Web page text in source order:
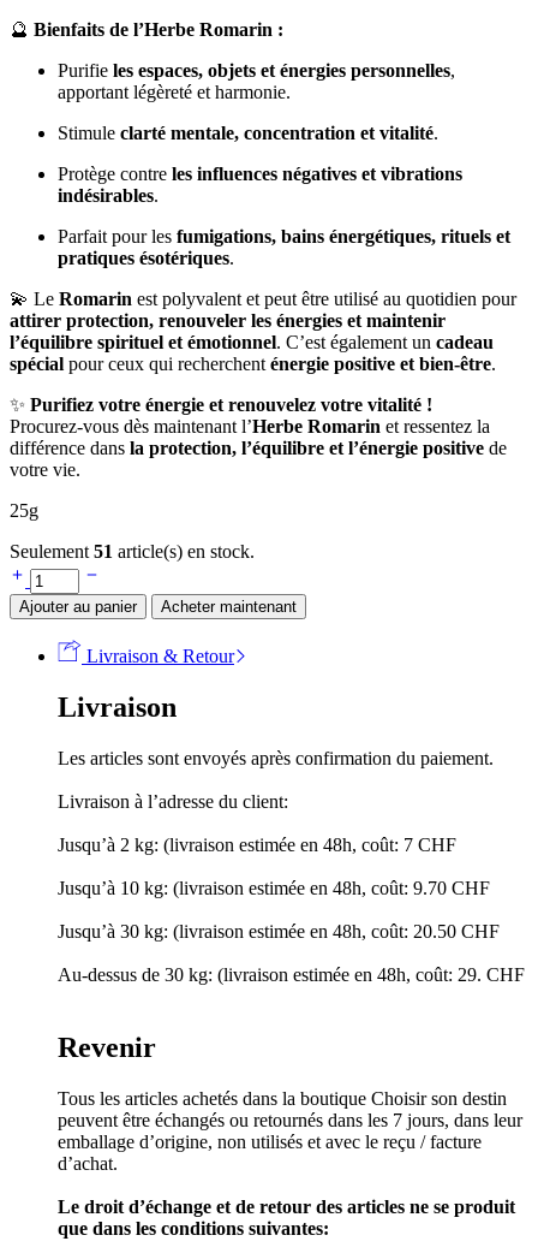
🔮 Bienfaits de l’Herbe Romarin :
Purifie les espaces, objets et énergies personnelles,
apportant légèreté et harmonie.
Stimule clarté mentale, concentration et vitalité.
Protège contre les influences négatives et vibrations
indésirables.
Parfait pour les fumigations, bains énergétiques, rituels et
pratiques ésotériques.
💫 Le Romarin est polyvalent et peut être utilisé au quotidien pour
attirer protection, renouveler les énergies et maintenir
l’équilibre spirituel et émotionnel. C’est également un cadeau
spécial pour ceux qui recherchent énergie positive et bien-être.
✨ Purifiez votre énergie et renouvelez votre vitalité !
Procurez-vous dès maintenant l’Herbe Romarin et ressentez la
différence dans la protection, l’équilibre et l’énergie positive de
votre vie.
25g
Seulement 51 article(s) en stock.
Ajouter au panier Acheter maintenant
Livraison & Retour
Livraison
Les articles sont envoyés après confirmation du paiement.
Livraison à l’adresse du client:
Jusqu’à 2 kg: (livraison estimée en 48h, coût: 7 CHF
Jusqu’à 10 kg: (livraison estimée en 48h, coût: 9.70 CHF
Jusqu’à 30 kg: (livraison estimée en 48h, coût: 20.50 CHF
Au-dessus de 30 kg: (livraison estimée en 48h, coût: 29. CHF
Revenir
Tous les articles achetés dans la boutique Choisir son destin
peuvent être échangés ou retournés dans les 7 jours, dans leur
emballage d’origine, non utilisés et avec le reçu / facture
d’achat.
Le droit d’échange et de retour des articles ne se produit
que dans les conditions suivantes: